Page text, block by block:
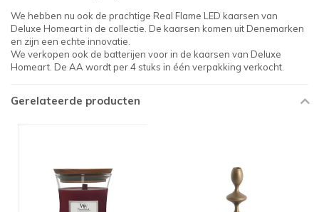
We hebben nu ook de prachtige Real Flame LED kaarsen van
Deluxe Homeart in de collectie. De kaarsen komen uit Denemarken
en zijn een echte innovatie.
We verkopen ook de batterijen voor in de kaarsen van Deluxe
Homeart. De AA wordt per 4 stuks in één verpakking verkocht.
Gerelateerde producten